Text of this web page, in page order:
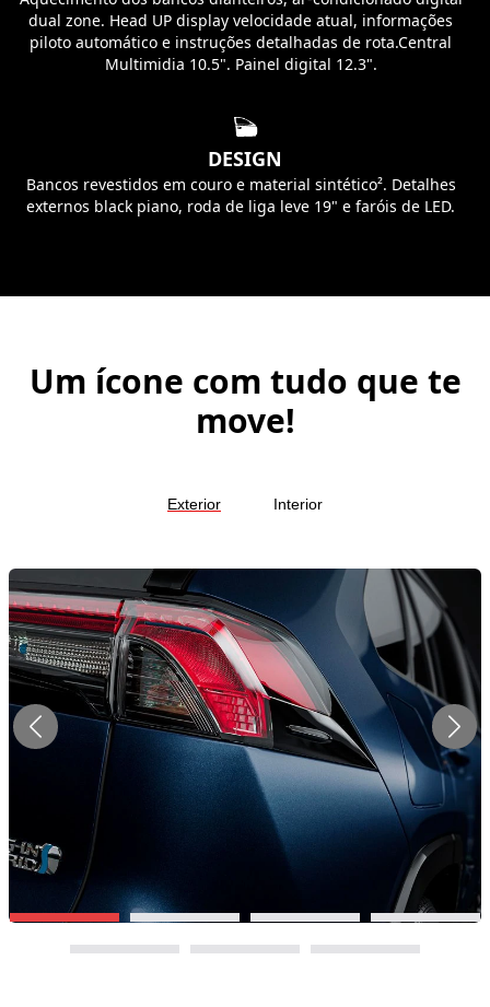
dual zone. Head UP display velocidade atual, informações
piloto automático e instruções detalhadas de rota.Central
Multimidia 10.5". Painel digital 12.3".
DESIGN
Bancos revestidos em couro e material sintético². Detalhes
externos black piano, roda de liga leve 19" e faróis de LED.
Um ícone com tudo que te
move!
Exterior Interior